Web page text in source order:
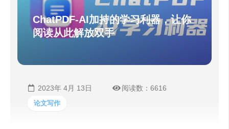
ChatPDF-AI加持的学习利器，让你
阅读从此解放双手
2023年 4月 13日 阅读数：6616
论文写作